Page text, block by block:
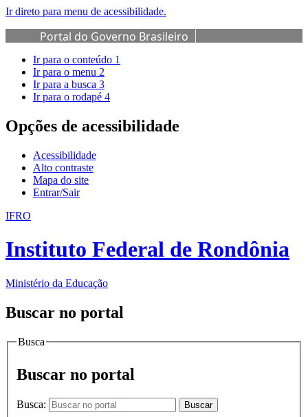
Ir direto para menu de acessibilidade.
Portal do Governo Brasileiro
Ir para o conteúdo 1
Ir para o menu 2
Ir para a busca 3
Ir para o rodapé 4
Opções de acessibilidade
Acessibilidade
Alto contraste
Mapa do site
Entrar/Sair
IFRO
Instituto Federal de Rondônia
Ministério da Educação
Buscar no portal
Busca
Buscar no portal
Busca: Buscar